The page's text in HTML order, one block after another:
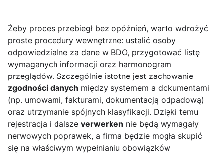
Żeby proces przebiegł bez opóźnień, warto wdrożyć
proste procedury wewnętrzne: ustalić osoby
odpowiedzialne za dane w BDO, przygotować listę
wymaganych informacji oraz harmonogram
przeglądów. Szczególnie istotne jest zachowanie
zgodności danych między systemem a dokumentami
(np. umowami, fakturami, dokumentacją odpadową)
oraz utrzymanie spójnych klasyfikacji. Dzięki temu
rejestracja i dalsze verwerken nie będą wymagały
nerwowych poprawek, a firma będzie mogła skupić
się na właściwym wypełnianiu obowiązków